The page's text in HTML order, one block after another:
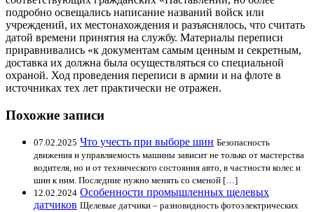
подробно освещались написание названий войск или
учреждений, их местонахождения и разъяснялось, что считать
датой времени принятия на службу. Материалы переписи
приравнивались «к документам самым ценным и секретным,
доставка их должна была осуществляться со специальной
охраной. Ход проведения переписи в армии и на флоте в
источниках тех лет практически не отражен.
Похожие записи
07.02.2025 Что учесть при выборе шин Безопасность
движения и управляемость машины зависит не только от мастерства
водителя, но и от технического состояния авто, в частности колес и
шин к ним. Последние нужно менять со сменой […]
12.02.2024 Особенности промышленных щелевых
датчиков Щелевые датчики – разновидность фотоэлектрических